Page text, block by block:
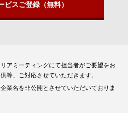
ビスご登録（無料）
アミーティングにて担当者がご要望をお
等、ご対応させていただきます。
業名を非公開とさせていただいておりま